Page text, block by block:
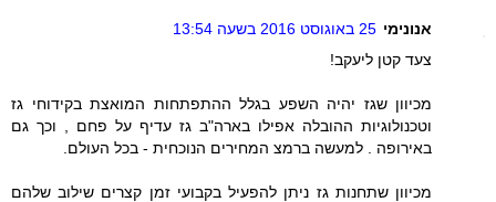
אנונימי 25 באוגוסט 2016 בשעה 13:54
צעד קטן ליעקב!
מכיוון שגז יהיה השפע בגלל ההתפתחות המואצת בקידוחי גז
וטכנולוגיות ההובלה אפילו בארה"ב גז עדיף על פחם , וכך גם
באירופה . למעשה ברמצ המחירים הנוכחית - בכל העולם.
מכיוון שתחנות גז ניתן להפעיל בקבועי זמן קצרים שילוב שלהם